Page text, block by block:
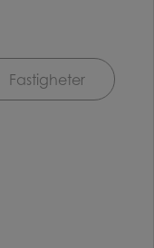
Fastigheter